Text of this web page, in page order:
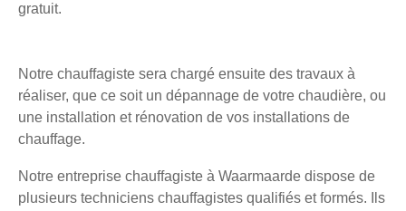
gratuit.
Notre chauffagiste sera chargé ensuite des travaux à
réaliser, que ce soit un dépannage de votre chaudière, ou
une installation et rénovation de vos installations de
chauffage.
Notre entreprise chauffagiste à Waarmaarde dispose de
plusieurs techniciens chauffagistes qualifiés et formés. Ils